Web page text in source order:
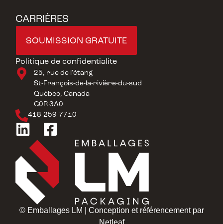
418-259-7710
25, rue de l'étang
St-François-de-la-rivière-du-sud
Québec, Canada
G0R 3A0
Politique de confidentialite
CARRIÈRES
SOUMISSION GRATUITE
© Emballages LM | Conception et référencement par
Netleaf